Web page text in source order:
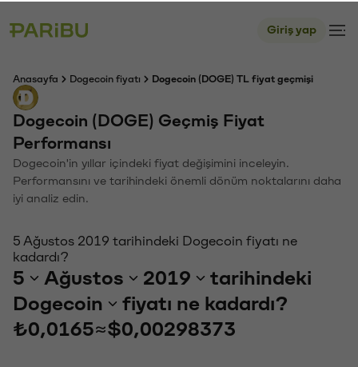
Giriş yap
Anasayfa Dogecoin fiyatı Dogecoin (DOGE) TL fiyat geçmişi
Dogecoin (DOGE) Geçmiş Fiyat
Performansı
Dogecoin'in yıllar içindeki fiyat değişimini inceleyin.
Performansını ve tarihindeki önemli dönüm noktalarını daha
iyi analiz edin.
5 Ağustos 2019 tarihindeki Dogecoin fiyatı ne
kadardı?
5 Ağustos 2019
tarihindeki
Dogecoin
fiyatı ne kadardı?
₺0,0165≈$0,00298373